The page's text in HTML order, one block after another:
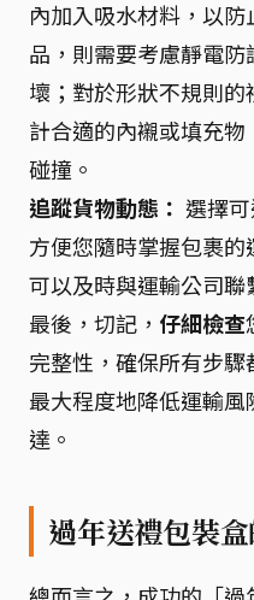
內加入吸水材料，以
品，則需要考慮靜電
壞；對於形狀不規則
計合適的內襯或填充
碰撞。
追蹤貨物動態： 選擇
方便您隨時掌握包裹的
可以及時與運輸公司聯
最後，切記， 仔細檢查
完整性，確保所有步
最大程度地降低運輸
達。
過年送禮包裝